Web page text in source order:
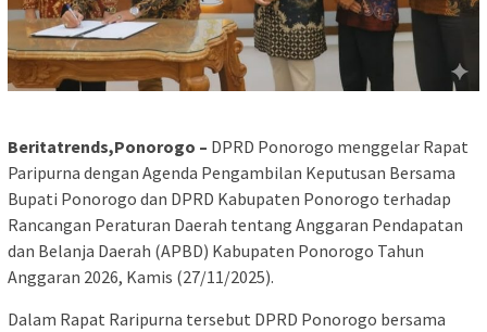
Beritatrends,Ponorogo – DPRD Ponorogo menggelar Rapat
Paripurna dengan Agenda Pengambilan Keputusan Bersama
Bupati Ponorogo dan DPRD Kabupaten Ponorogo terhadap
Rancangan Peraturan Daerah tentang Anggaran Pendapatan
dan Belanja Daerah (APBD) Kabupaten Ponorogo Tahun
Anggaran 2026, Kamis (27/11/2025).
Dalam Rapat Raripurna tersebut DPRD Ponorogo bersama